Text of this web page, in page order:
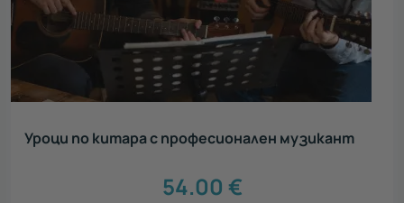
Уроци по китара с професионален музикант
54.00 €